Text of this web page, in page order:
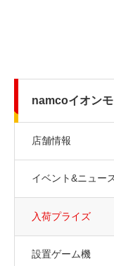
namcoイオン
店舗情報
イベント&ニュー
入荷プライズ
設置ゲーム機